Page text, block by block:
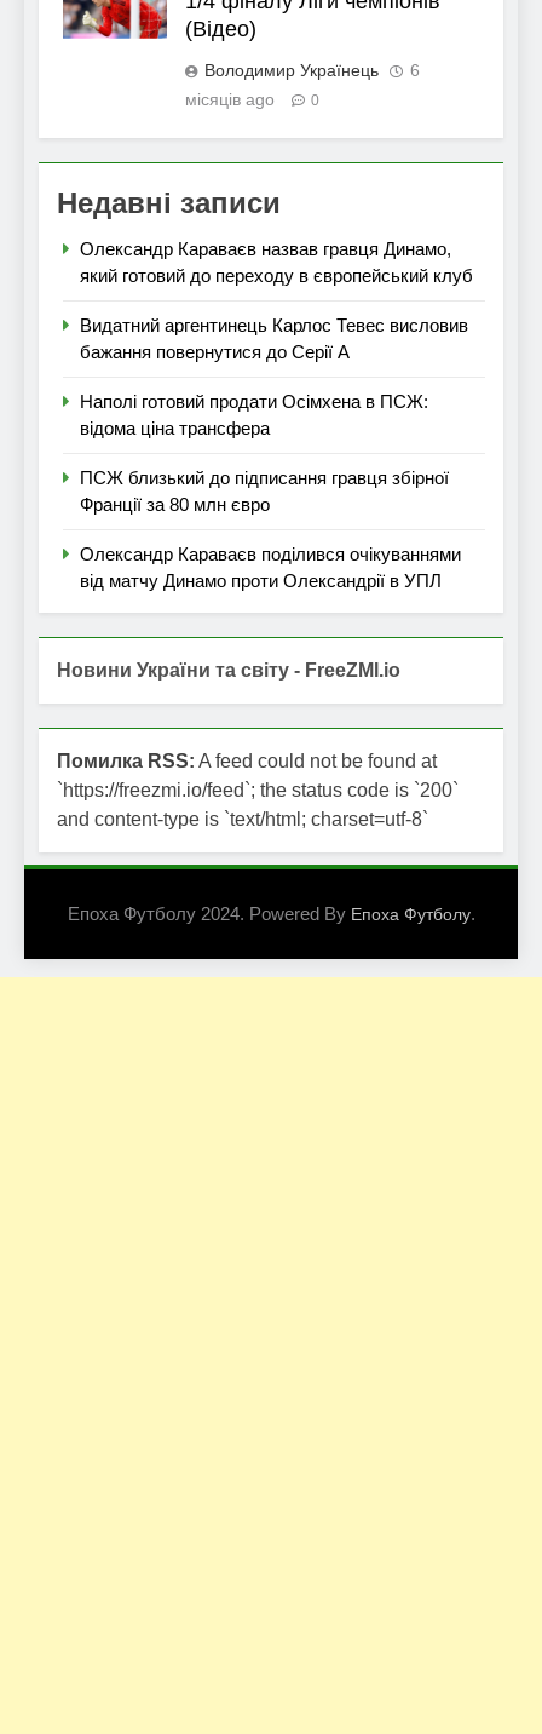
(Відео)
Володимир Українець
6
місяців ago
0
Недавні записи
Олександр Караваєв назвав гравця Динамо,
який готовий до переходу в європейський клуб
Видатний аргентинець Карлос Тевес висловив
бажання повернутися до Серії А
Наполі готовий продати Осімхена в ПСЖ:
відома ціна трансфера
ПСЖ близький до підписання гравця збірної
Франції за 80 млн євро
Олександр Караваєв поділився очікуваннями
від матчу Динамо проти Олександрії в УПЛ
Новини України та світу - FreeZMI.io
Помилка RSS: A feed could not be found at
`https://freezmi.io/feed`; the status code is `200`
and content-type is `text/html; charset=utf-8`
Епоха Футболу 2024. Powered By Епоха Футболу.